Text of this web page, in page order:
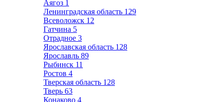
Аягоз 1
Ленинградская область 129
Всеволожск 12
Гатчина 5
Отрадное 3
Ярославская область 128
Ярославль 89
Рыбинск 11
Ростов 4
Тверская область 128
Тверь 63
Конаково 4